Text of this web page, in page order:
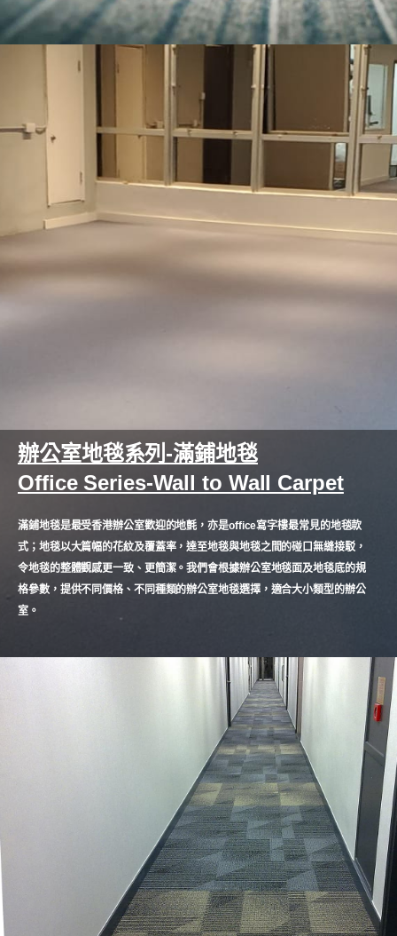
辦公室地毯系列-滿鋪地毯
Office Series-Wall to Wall Carpet
滿鋪地毯是最受香港辦公室歡迎的地氈，亦是office寫字樓最常見的地毯款
式；地毯以大篇幅的花紋及覆蓋率，達至地毯與地毯之間的碰口無縫接駁，
令地毯的整體觀感更一致、更簡潔。我們會根據辦公室地毯面及地毯底的規
格參數，提供不同價格、不同種類的辦公室地毯選擇，適合大小類型的辦公
室。